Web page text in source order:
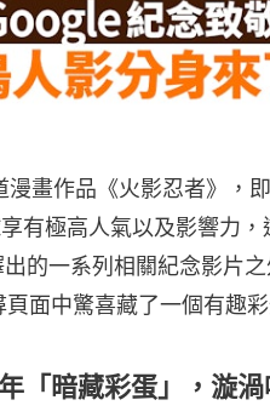
畫作品《火影忍者》，
有極高人氣以及影響力，
的一系列相關紀念影片
面中驚喜藏了一個有趣彩
「暗藏彩蛋」，漩渦